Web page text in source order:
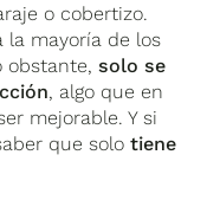
o cobertizo.
la mayoría de los
obstante,solo se
, algo que en
mejorable. Y si
que solotiene